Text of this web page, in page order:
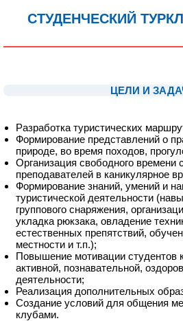
СТУДЕНЧЕСКИЙ
ЦЕЛИ И
Разработка туристических
Формирование представлений о
природе, во время походов,
Организация свободного времени
преподавателей в каникулярное
Формирование знаний, умений и
туристической деятельности
группового снаряжения,
укладка рюкзака, овладение
естественных препятствий,
местности и т.п.);
Повышение мотивации студентов
активной, познавательной,
деятельности;
Реализация дополнительных
Создание условий для общения
клубами.